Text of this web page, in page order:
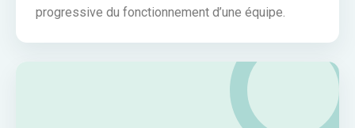
progressive du fonctionnement d’une équipe.